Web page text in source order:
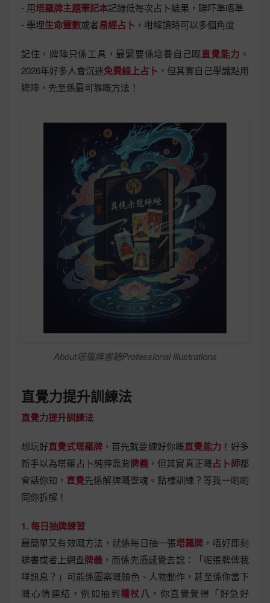
- 用塔羅牌主題筆記本記錄低每次占卜結果，睇吓準唔準
- 學埋生命靈數或者易經占卜 ，咁解讀時可以多個角度
記住，牌陣只係工具，最緊要係培養自己嘅直覺能力 。
2026年好多人會沉迷免費線上占卜 ，但其實自己學識點用
牌陣，先至係最可靠嘅方法！
About塔羅牌書籍Professional illustrations
直覺力提升訓練法
直覺力提升訓練法
想玩好直覺式塔羅牌 ，首先就要練好你嘅直覺能力 ！好多
新手以為塔羅占卜純粹靠背牌義 ，但其實真正嘅占卜師都
會話你知， 直覺先係解牌嘅靈魂。點樣訓練？等我一啲啲
同你拆解！
1. 每日抽牌練習
最簡單又有效嘅方法，就係每日抽一張塔羅牌 ，唔好即刻
睇書或者上網查牌義 ，而係先憑感覺去諗：「呢張牌俾我
咩訊息？」可能係圖案嘅顏色、人物動作，甚至係你當下
嘅心情連結。例如抽到權杖八 ，你直覺覺得「好急好